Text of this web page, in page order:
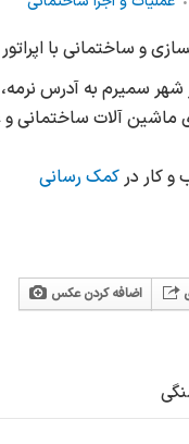
و ساختمانی با اپراتور
سمیرم به آدرس
آلات ساختمانی و
و کار درکمک رسانی
اضافه کردن عکس